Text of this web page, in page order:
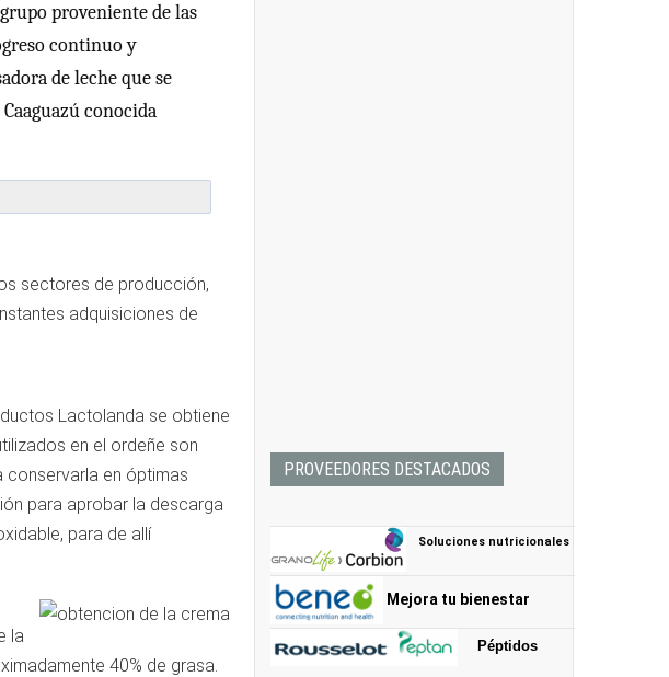
proveniente de las
continuo y
de leche que se
conocida
sectores de producción,
adquisiciones de
Lactolanda se obtiene
en el ordeñe son
en óptimas
para aprobar la descarga
para de allí
la
40% de grasa.
PROVEEDORES DESTACADOS
Soluciones nutricionales
Mejora tu bienestar
Péptidos